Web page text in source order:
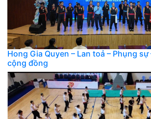
Hong Gia Quyen – Lan toả – Phụng
cộng đồng